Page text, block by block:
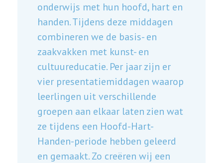
onderwijs met hun hoofd, hart en
handen. Tijdens deze middagen
combineren we de basis- en
zaakvakken met kunst- en
cultuureducatie. Per jaar zijn er
vier presentatiemiddagen waarop
leerlingen uit verschillende
groepen aan elkaar laten zien wat
ze tijdens een Hoofd-Hart-
Handen-periode hebben geleerd
en gemaakt. Zo creëren wij een